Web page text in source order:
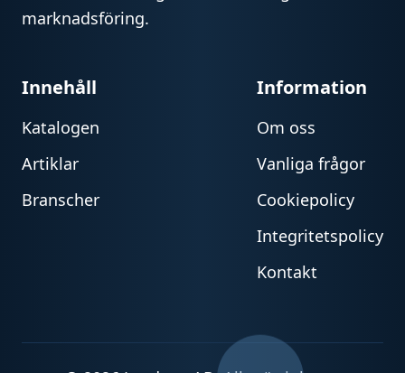
marknadsföring.
Innehåll
Katalogen
Artiklar
Branscher
Information
Om oss
Vanliga frågor
Cookiepolicy
Integritetspolicy
Kontakt